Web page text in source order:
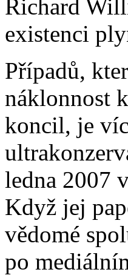
Richard
existenci
Případů,
náklonnost
koncil, je
ledna 2007
Když jej
vědomé
po